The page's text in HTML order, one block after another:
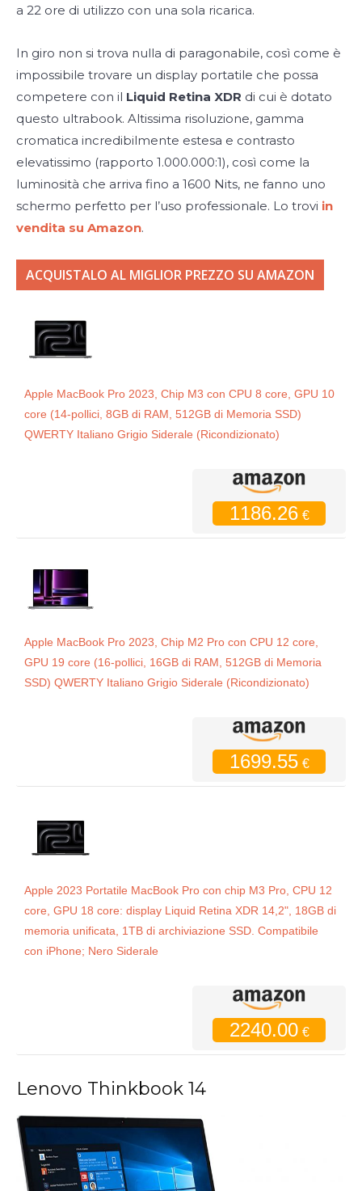
a 22 ore di utilizzo con una sola ricarica.
In giro non si trova nulla di paragonabile, così come è
impossibile trovare un display portatile che possa
competere con il Liquid Retina XDR di cui è dotato
questo ultrabook. Altissima risoluzione, gamma
cromatica incredibilmente estesa e contrasto
elevatissimo (rapporto 1.000.000:1), così come la
luminosità che arriva fino a 1600 Nits, ne fanno uno
schermo perfetto per l’uso professionale. Lo trovi in
vendita su Amazon.
ACQUISTALO AL MIGLIOR PREZZO SU AMAZON
Apple MacBook Pro 2023, Chip M3 con CPU 8 core, GPU 10
core (14-pollici, 8GB di RAM, 512GB di Memoria SSD)
QWERTY Italiano Grigio Siderale (Ricondizionato)
1186.26 €
Apple MacBook Pro 2023, Chip M2 Pro con CPU 12 core,
GPU 19 core (16-pollici, 16GB di RAM, 512GB di Memoria
SSD) QWERTY Italiano Grigio Siderale (Ricondizionato)
1699.55 €
Apple 2023 Portatile MacBook Pro con chip M3 Pro, CPU 12
core, GPU 18 core: display Liquid Retina XDR 14,2", 18GB di
memoria unificata, 1TB di archiviazione SSD. Compatibile
con iPhone; Nero Siderale
2240.00 €
Lenovo Thinkbook 14